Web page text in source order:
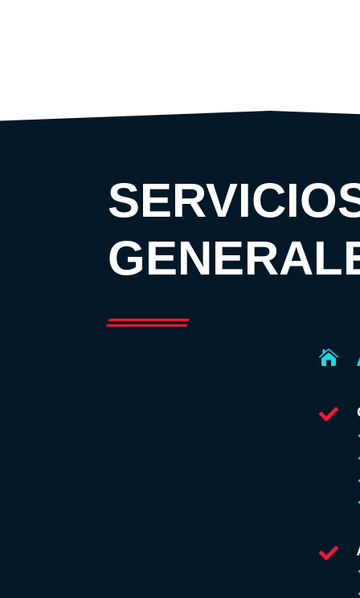


